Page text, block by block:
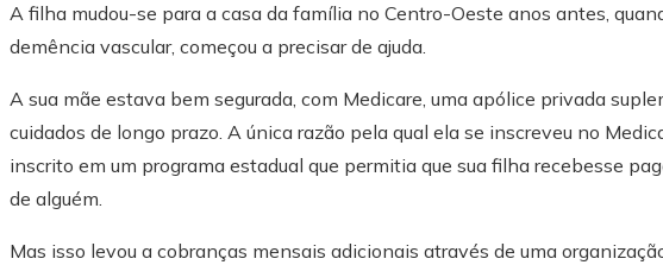
A filha mudou-se para a casa da família no Centro-Oeste anos antes,
demência vascular, começou a precisar de ajuda.
A sua mãe estava bem segurada, com Medicare, uma apólice privada
cuidados de longo prazo. A única razão pela qual ela se inscreveu no
inscrito em um programa estadual que permitia que sua filha recebesse
de alguém.
Mas isso levou a cobranças mensais adicionais através de uma